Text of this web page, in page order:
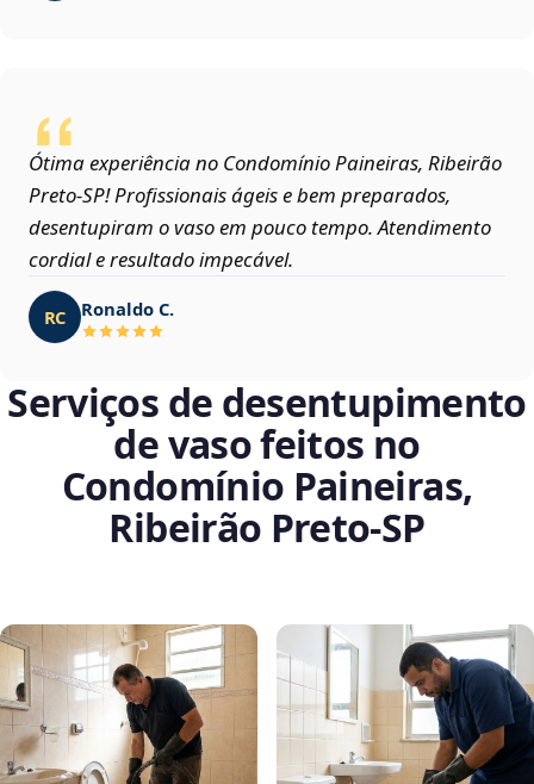
Ótima experiência no Condomínio Paineiras, Ribeirão
Preto‑SP! Profissionais ágeis e bem preparados,
desentupiram o vaso em pouco tempo. Atendimento
cordial e resultado impecável.
RC Ronaldo C.
Serviços de desentupimento
de vaso feitos no
Condomínio Paineiras,
Ribeirão Preto‑SP